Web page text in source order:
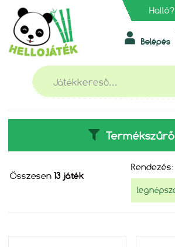
Halló?
Belépés
VERDÁK
Termékszűrő
Összesen 13 játék
Rendezés: